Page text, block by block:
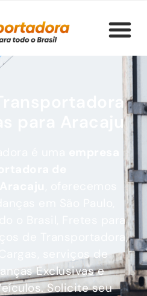
para Aracaju
é uma
em São Paulo,
o Brasil, Fretes para
de Transportadora,
serviços de
Exclusivas e
Solicite seu